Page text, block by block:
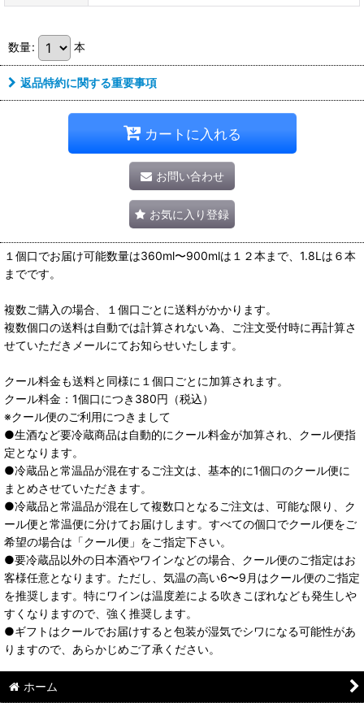
数量: 本
返品特約に関する重要事項
カートに入れる
お問い合わせ
お気に入り登録
１個口でお届け可能数量は360ml〜900mlは１２本まで、1.8Lは６本
までです。
複数ご購入の場合、１個口ごとに送料がかかります。
複数個口の送料は自動では計算されない為、ご注文受付時に再計算さ
せていただきメールにてお知らせいたします。
クール料金も送料と同様に１個口ごとに加算されます。
クール料金：1個口につき380円（税込）
※クール便のご利用につきまして
●生酒など要冷蔵商品は自動的にクール料金が加算され、クール便指
定となります。
●冷蔵品と常温品が混在するご注文は、基本的に1個口のクール便に
まとめさせていただきます。
●冷蔵品と常温品が混在して複数口となるご注文は、可能な限り、ク
ール便と常温便に分けてお届けします。すべての個口でクール便をご
希望の場合は「クール便」をご指定下さい。
●要冷蔵品以外の日本酒やワインなどの場合、クール便のご指定はお
客様任意となります。ただし、気温の高い6〜9月はクール便のご指定
を推奨します。特にワインは温度差による吹きこぼれなども発生しや
すくなりますので、強く推奨します。
●ギフトはクールでお届けすると包装が湿気でシワになる可能性があ
りますので、あらかじめご了承ください。
ホーム